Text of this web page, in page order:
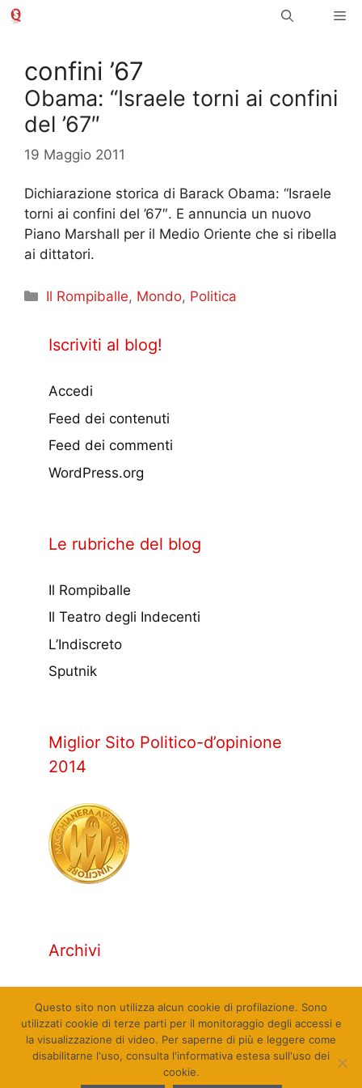
Vai
confini ’67
Obama: “Israele torni ai confini
del ’67″
19 Maggio 2011
Dichiarazione storica di Barack Obama: “Israele
torni ai confini del ’67″. E annuncia un nuovo
Piano Marshall per il Medio Oriente che si ribella
ai dittatori.
Categorie
Il Rompiballe, Mondo, Politica
Iscriviti al blog!
Accedi
Feed dei contenuti
Feed dei commenti
WordPress.org
Le rubriche del blog
Il Rompiballe
Il Teatro degli Indecenti
L’Indiscreto
Sputnik
Miglior Sito Politico-d’opinione
2014
Archivi
Questo sito non utilizza alcun cookie di profilazione. Sono
utilizzati cookie di terze parti per il monitoraggio degli accessi e
la visualizzazione di video. Per saperne di più e leggere come
disabilitarne l'uso, consulta l'informativa estesa sull'uso dei
cookie.